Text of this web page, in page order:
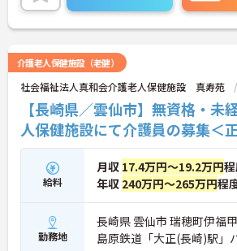
介護老人保健施設（老健）
社会福祉法人真和会介護老人保健施設 真寿苑
【長崎県／雲仙市】無資格・
人保健施設にて介護員の募集＜
給料
月収 17.4万円～19.2万円
年収 240万円～265万円程
勤務地
長崎県 雲仙市 瑞穂町伊福
島原鉄道「大正(長崎)駅」